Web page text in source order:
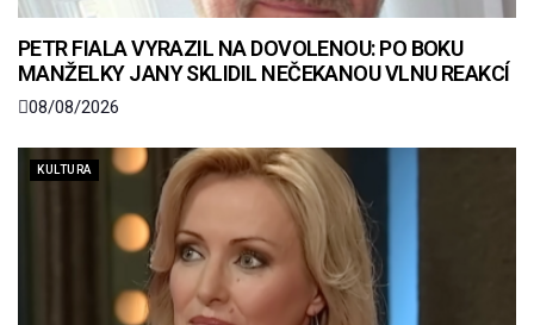
PETR FIALA VYRAZIL NA DOVOLENOU: PO BOKU
MANŽELKY JANY SKLIDIL NEČEKANOU VLNU REAKCÍ
08/08/2026
KULTURA